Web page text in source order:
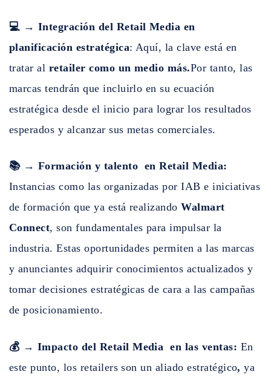
💻 → Integración del Retail Media en
planificación estratégica: Aquí, la clave está en
tratar al retailer como un medio más.Por tanto, las
marcas tendrán que incluirlo en su ecuación
estratégica desde el inicio para lograr los resultados
esperados y alcanzar sus metas comerciales.
📚 → Formación y talento en Retail Media:
Instancias como las organizadas por IAB e iniciativas
de formación que ya está realizandoWalmart
Connect, son fundamentales para impulsar la
industria. Estas oportunidades permiten a las marcas
y anunciantes adquirir conocimientos actualizados y
tomar decisiones estratégicas de cara a las campañas
de posicionamiento.
💰 → Impacto del Retail Media en las ventas: En
este punto, los retailers son un aliado estratégico,ya